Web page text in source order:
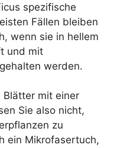
spezifische
Fällen bleiben
wenn sie in hellem
und mit
werden.
Blätter mit einer
Sie also nicht,
zu
ein Mikrofasertuch,